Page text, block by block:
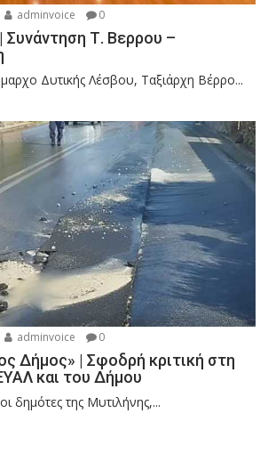
adminvoice 0
Συνάντηση Τ. Βερρου –
Δυτικής Λέσβου, Ταξιάρχη Βέρρο...
adminvoice 0
Δήμος» | Σφοδρή κριτική στη
και του Δήμου
δημότες της Μυτιλήνης,...